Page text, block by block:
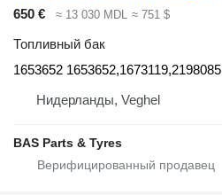
650 € ≈ 13 030 MDL ≈ 751 $
Топливный бак
1653652 1653652,1673119,2198085
Нидерланды, Veghel
BAS Parts & Tyres